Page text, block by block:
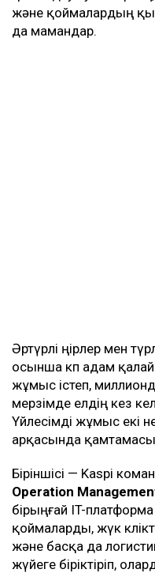
және қоймалардың
да мамандар.
Әртүрлі өңірлер мен
осынша көп адам
жұмыс істеп,
мерзімде елдің кез
Үйлесімді жұмыс екі
арқасында
Біріншісі — Kaspi
Operation
бірыңғай IT-
қоймаларды, жүк
және басқа да
жүйеге біріктіріп,